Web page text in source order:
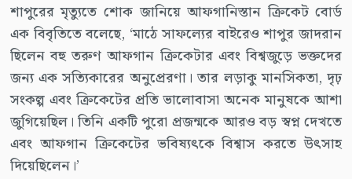
শাপুরের মৃত্যুতে শোক জানিয়ে আফগানিস্তান ক্রিকেট বোর্ড
এক বিবৃতিতে বলেছে, ‘মাঠে সাফল্যের বাইরেও শাপুর জাদরান
ছিলেন বহু তরুণ আফগান ক্রিকেটার এবং বিশ্বজুড়ে ভক্তদের
জন্য এক সত্যিকারের অনুপ্রেরণা। তার লড়াকু মানসিকতা, দৃঢ়
সংকল্প এবং ক্রিকেটের প্রতি ভালোবাসা অনেক মানুষকে আশা
জুগিয়েছিল। তিনি একটি পুরো প্রজন্মকে আরও বড় স্বপ্ন দেখতে
এবং আফগান ক্রিকেটের ভবিষ্যৎকে বিশ্বাস করতে উৎসাহ
দিয়েছিলেন।’